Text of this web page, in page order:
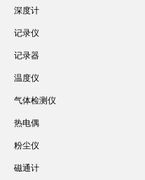
深度计
记录仪
记录器
温度仪
气体检测仪
热电偶
粉尘仪
磁通计